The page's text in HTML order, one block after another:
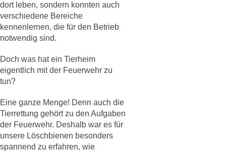
dort leben, sondern konnten auch
verschiedene Bereiche
kennenlernen, die für den Betrieb
notwendig sind.
Doch was hat ein Tierheim
eigentlich mit der Feuerwehr zu
tun?
Eine ganze Menge! Denn auch die
Tierrettung gehört zu den Aufgaben
der Feuerwehr. Deshalb war es für
unsere Löschbienen besonders
spannend zu erfahren, wie